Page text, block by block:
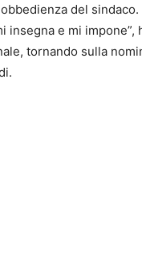
del
insegna e mi
tornando sulla